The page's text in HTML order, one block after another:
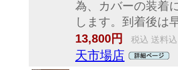
為、カバーの装着
します。到着後は
13,800円
税込 送料
天市場店